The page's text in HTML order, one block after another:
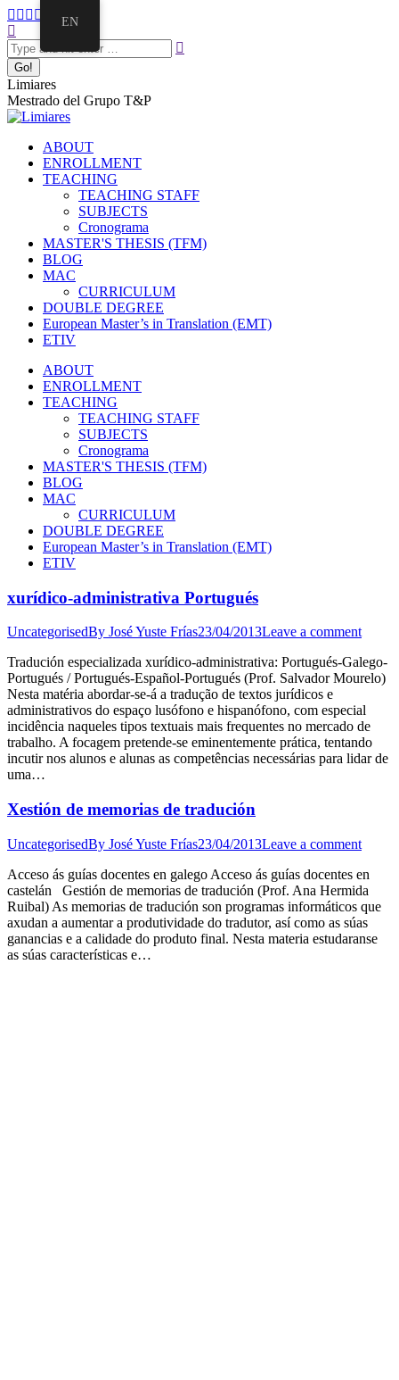
Limiares
Mestrado del Grupo T&P
ABOUT
ENROLLMENT
TEACHING
TEACHING STAFF
SUBJECTS
Cronograma
MASTER'S THESIS (TFM)
BLOG
MAC
CURRICULUM
DOUBLE DEGREE
European Master’s in Translation (EMT)
ETIV
ABOUT
ENROLLMENT
TEACHING
TEACHING STAFF
SUBJECTS
Cronograma
MASTER'S THESIS (TFM)
BLOG
MAC
CURRICULUM
DOUBLE DEGREE
European Master’s in Translation (EMT)
ETIV
xurídico-administrativa Portugués
UncategorisedBy José Yuste Frías23/04/2013Leave a comment
Tradución especializada xurídico-administrativa: Portugués-Galego-
Portugués / Portugués-Español-Portugués (Prof. Salvador Mourelo)
Nesta matéria abordar-se-á a tradução de textos jurídicos e
administrativos do espaço lusófono e hispanófono, com especial
incidência naqueles tipos textuais mais frequentes no mercado de
trabalho. A focagem pretende-se eminentemente prática, tentando
incutir nos alunos e alunas as competências necessárias para lidar de
uma…
Xestión de memorias de tradución
UncategorisedBy José Yuste Frías23/04/2013Leave a comment
Acceso ás guías docentes en galego Acceso ás guías docentes en
castelán Gestión de memorias de tradución (Prof. Ana Hermida
Ruibal) As memorias de tradución son programas informáticos que
axudan a aumentar a produtividade do tradutor, así como as súas
ganancias e a calidade do produto final. Nesta materia estudaranse
as súas características e…
EN